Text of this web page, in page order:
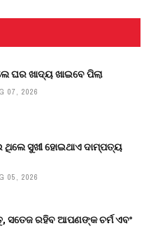
ଘର ଖାଦ୍ୟ ଖାଇବେ ପିଲା
07, 2026
ଥିଲେ ସୁଖୀ ହୋଇଥାଏ ଦାମ୍ପତ୍ୟ
05, 2026
ସତେଜ ରହିବ ଆପଣଙ୍କ ଚର୍ମ ଏବଂ